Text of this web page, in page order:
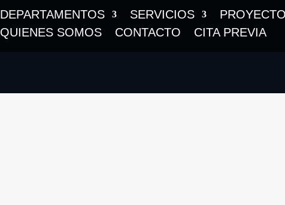
DEPARTAMENTOS SERVICIOS
QUIENES SOMOS
CONTACTO CITA PREVIA